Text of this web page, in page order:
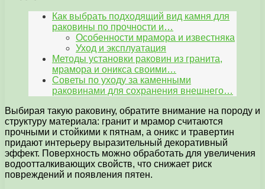
Как выбрать подходящий вид камня для
раковины по прочности и…
Особенности мрамора и известняка
Уход и эксплуатация
Методы установки раковин из гранита,
мрамора и оникса своими…
Советы по уходу за каменными
раковинами для сохранения внешнего…
Выбирая такую раковину, обратите внимание на породу и
структуру материала: гранит и мрамор считаются
прочными и стойкими к пятнам, а оникс и травертин
придают интерьеру выразительный декоративный
эффект. Поверхность можно обработать для увеличения
водоотталкивающих свойств, что снижает риск
повреждений и появления пятен.